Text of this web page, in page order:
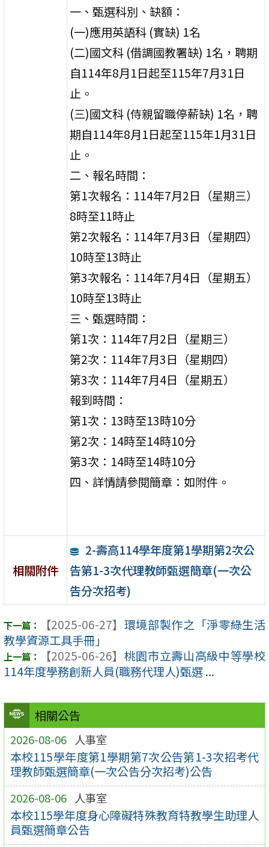
相關公告
2026-08-06 人事室
本校115學年度第1學期第7次公告第1-3次招考代
理教師甄選簡章(一次公告分次招考)公告
2026-08-06 人事室
本校115學年度身心障礙特殊教育特教學生助理人
員甄選簡章公告
一、甄選科別、缺額：
(一)應用英語科 (實缺) 1名
(二)國文科 (借調國教署缺) 1名，聘期
自114年8月1日起至115年7月31日
止。
(三)國文科 (侍親留職停薪缺) 1名，聘
期自114年8月1日起至115年1月31日
止。
二、報名時間：
第1次報名：114年7月2日（星期三）
8時至11時止
第2次報名：114年7月3日（星期四）
10時至13時止
第3次報名：114年7月4日（星期五）
10時至13時止
三、甄選時間：
第1次：114年7月2日（星期三）
第2次：114年7月3日（星期四）
第3次：114年7月4日（星期五）
報到時間：
第1次：13時至13時10分
第2次：14時至14時10分
第3次：14時至14時10分
四、詳情請參閱簡章：如附件。
相關附件
2-壽高114學年度第1學期第2次公
告第1-3次代理教師甄選簡章(一次公
告分次招考)
【2025-06-27】 環境部製作之「淨零綠生活
教學資源工具手冊」
【2025-06-26】 桃園市立壽山高級中等學校
114年度學務創新人員(職務代理人)甄選 ...